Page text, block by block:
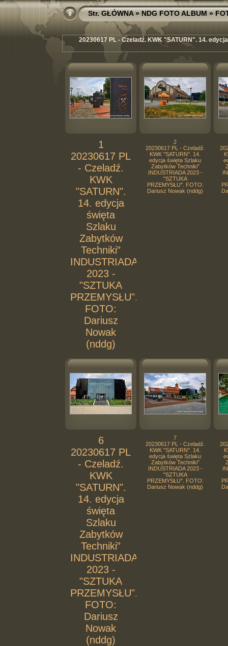
Str. GŁÓWNA»NDG FOTO ALBUM»
20230617 PL - Czeladź. KWK "SATURN". 14.
1
20230617 PL
- Czeladź.
KWK
"SATURN".
14. edycja
święta
Szlaku
Zabytków
Techniki”
INDUSTRIADA
2023 -
"SZTUKA
PRZEMYSŁU".
FOTO:
Dariusz
Nowak
(nddg)
2
20230617 PL - Czeladź.
KWK "SATURN". 14.
edycja święta Szlaku
Zabytków Techniki”
INDUSTRIADA 2023 -
"SZTUKA
PRZEMYSŁU". FOTO:
Dariusz Nowak (nddg)
6
20230617 PL
- Czeladź.
KWK
"SATURN".
14. edycja
święta
Szlaku
Zabytków
Techniki”
INDUSTRIADA
2023 -
"SZTUKA
PRZEMYSŁU".
FOTO:
Dariusz
Nowak
(nddg)
7
20230617 PL - Czeladź.
KWK "SATURN". 14.
edycja święta Szlaku
Zabytków Techniki”
INDUSTRIADA 2023 -
"SZTUKA
PRZEMYSŁU". FOTO:
Dariusz Nowak (nddg)